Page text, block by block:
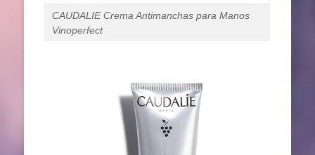
CAUDALIE Crema Antimanchas para Manos
Vinoperfect